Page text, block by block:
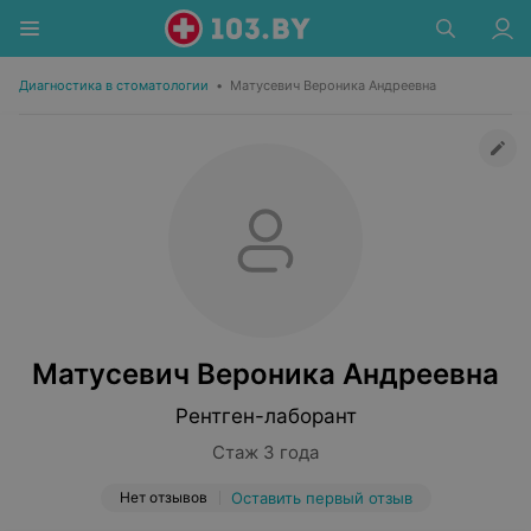
Диагностика в стоматологии • Матусевич Вероника Андреевна
Матусевич Вероника Андреевна
Рентген-лаборант
Стаж 3 года
Нет отзывов Оставить первый отзыв